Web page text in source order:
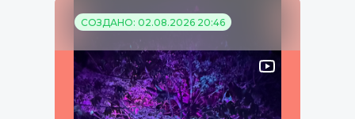
СОЗДАНО: 02.08.2026 20:46